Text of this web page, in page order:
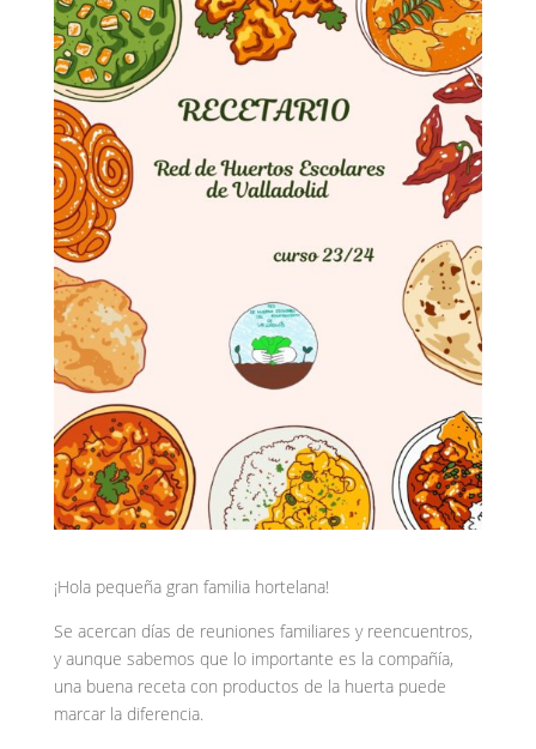
¡Hola pequeña gran familia hortelana!
Se acercan días de reuniones familiares y reencuentros,
y aunque sabemos que lo importante es la compañía,
una buena receta con productos de la huerta puede
marcar la diferencia.